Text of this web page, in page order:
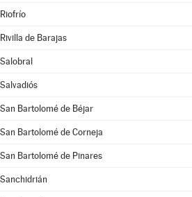
Riofrío
Rivilla de Barajas
Salobral
Salvadiós
San Bartolomé de Béjar
San Bartolomé de Corneja
San Bartolomé de Pinares
Sanchidrián